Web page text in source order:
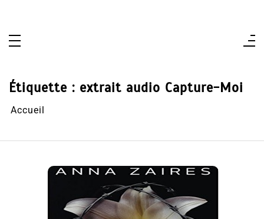
Étiquette : extrait audio Capture-Moi
Accueil